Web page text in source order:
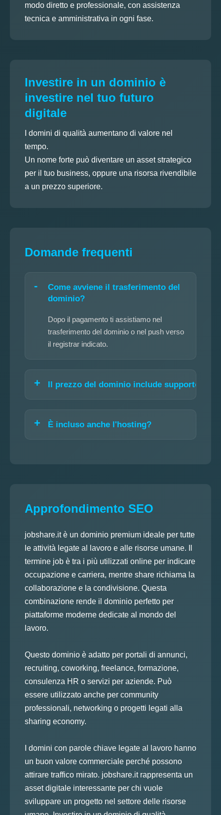
modo diretto e professionale, con assistenza
tecnica e amministrativa in ogni fase.
Investire in un dominio è
investire nel tuo futuro
digitale
I domini di qualità aumentano di valore nel
tempo.
Un nome forte può diventare un asset strategico
per il tuo business, oppure una risorsa rivendibile
a un prezzo superiore.
Domande frequenti
Come avviene il trasferimento del
dominio?
Dopo il pagamento ti assistiamo nel
trasferimento del dominio o nel push verso
il registrar indicato.
Il prezzo del dominio include supporto?
È incluso anche l'hosting?
Approfondimento SEO
jobshare.it è un dominio premium ideale per tutte
le attività legate al lavoro e alle risorse umane. Il
termine job è tra i più utilizzati online per indicare
occupazione e carriera, mentre share richiama la
collaborazione e la condivisione. Questa
combinazione rende il dominio perfetto per
piattaforme moderne dedicate al mondo del
lavoro.
Questo dominio è adatto per portali di annunci,
recruiting, coworking, freelance, formazione,
consulenza HR o servizi per aziende. Può
essere utilizzato anche per community
professionali, networking o progetti legati alla
sharing economy.
I domini con parole chiave legate al lavoro hanno
un buon valore commerciale perché possono
attirare traffico mirato. jobshare.it rappresenta un
asset digitale interessante per chi vuole
sviluppare un progetto nel settore delle risorse